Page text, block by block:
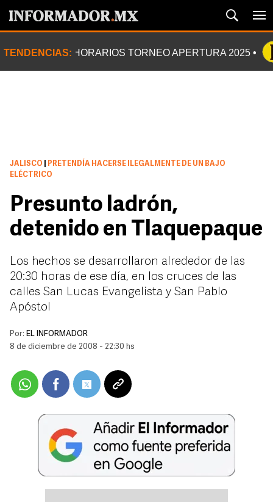
TENDENCIAS: HORARIOS TORNEO APERTURA 2025
JALISCO
PRETENDÍA HACERSE ILEGALMENTE DE UN BAJO
ELÉCTRICO
Presunto ladrón,
detenido en Tlaquepaque
Los hechos se desarrollaron alrededor de las
20:30 horas de ese día, en los cruces de las
calles San Lucas Evangelista y San Pablo
Apóstol
Por: EL INFORMADOR
8 de diciembre de 2008 - 22:30 hs